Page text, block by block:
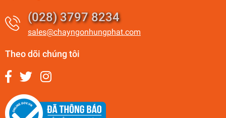
(028) 3797 8234
sales@chayngonhungphat.com
Theo dõi chúng tôi